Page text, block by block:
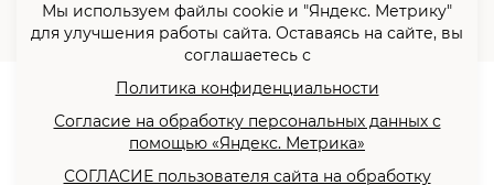
© ООО “Согласие”2026
Политика конфиденциальности
Согласие на обработку
персональных данных с
Мы используем файлы cookie и "Яндекс. Метрику"
для улучшения работы сайта. Оставаясь на сайте, вы
соглашаетесь с
Политика конфиденциальности
Согласие на обработку персональных данных с
помощью «Яндекс. Метрика»
СОГЛАСИЕ пользователя сайта на обработку